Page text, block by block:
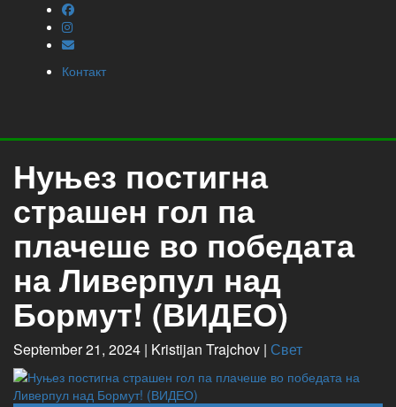
Контакт
Нуњез постигна
страшен гол па
плачеше во победата
на Ливерпул над
Бормут! (ВИДЕО)
September 21, 2024 | Kristijan Trajchov | Свет